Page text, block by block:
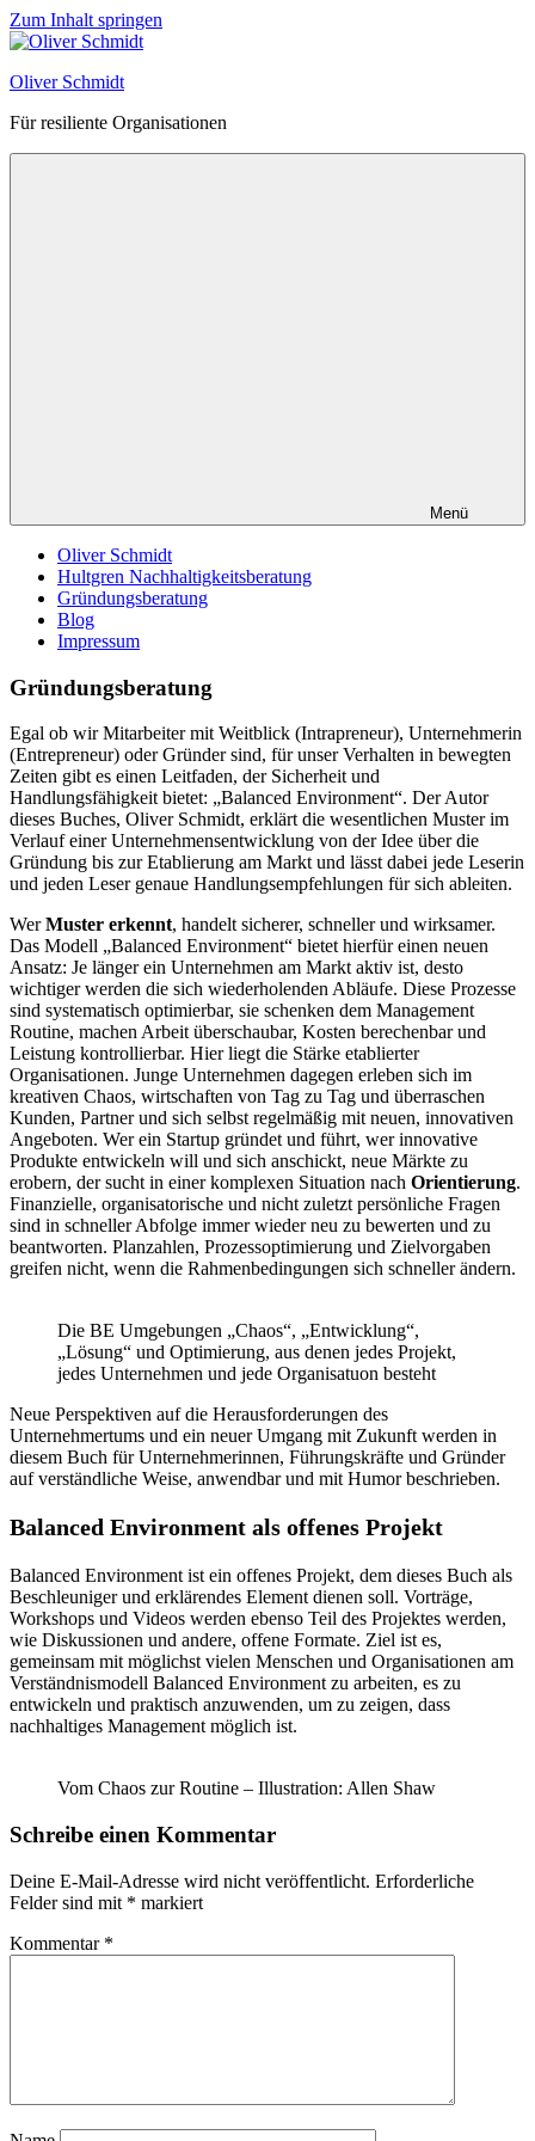
Zum Inhalt springen
Oliver Schmidt
Für resiliente Organisationen
Menü
Oliver Schmidt
Hultgren Nachhaltigkeitsberatung
Gründungsberatung
Blog
Impressum
Gründungsberatung
Egal ob wir Mitarbeiter mit Weitblick (Intrapreneur), Unternehmerin
(Entrepreneur) oder Gründer sind, für unser Verhalten in bewegten
Zeiten gibt es einen Leitfaden, der Sicherheit und
Handlungsfähigkeit bietet: „Balanced Environment“. Der Autor
dieses Buches, Oliver Schmidt, erklärt die wesentlichen Muster im
Verlauf einer Unternehmensentwicklung von der Idee über die
Gründung bis zur Etablierung am Markt und lässt dabei jede Leserin
und jeden Leser genaue Handlungsempfehlungen für sich ableiten.
WerMuster erkennt, handelt sicherer, schneller und wirksamer.
Das Modell „Balanced Environment“ bietet hierfür einen neuen
Ansatz: Je länger ein Unternehmen am Markt aktiv ist, desto
wichtiger werden die sich wiederholenden Abläufe. Diese Prozesse
sind systematisch optimierbar, sie schenken dem Management
Routine, machen Arbeit überschaubar, Kosten berechenbar und
Leistung kontrollierbar. Hier liegt die Stärke etablierter
Organisationen. Junge Unternehmen dagegen erleben sich im
kreativen Chaos, wirtschaften von Tag zu Tag und überraschen
Kunden, Partner und sich selbst regelmäßig mit neuen, innovativen
Angeboten. Wer ein Startup gründet und führt, wer innovative
Produkte entwickeln will und sich anschickt, neue Märkte zu
erobern, der sucht in einer komplexen Situation nach Orientierung.
Finanzielle, organisatorische und nicht zuletzt persönliche Fragen
sind in schneller Abfolge immer wieder neu zu bewerten und zu
beantworten. Planzahlen, Prozessoptimierung und Zielvorgaben
greifen nicht, wenn die Rahmenbedingungen sich schneller ändern.
Die BE Umgebungen „Chaos“, „Entwicklung“,
„Lösung“ und Optimierung, aus denen jedes Projekt,
jedes Unternehmen und jede Organisatuon besteht
Neue Perspektiven auf die Herausforderungen des
Unternehmertums und ein neuer Umgang mit Zukunft werden in
diesem Buch für Unternehmerinnen, Führungskräfte und Gründer
auf verständliche Weise, anwendbar und mit Humor beschrieben.
Balanced Environment als offenes Projekt
Balanced Environment ist ein offenes Projekt, dem dieses Buch als
Beschleuniger und erklärendes Element dienen soll. Vorträge,
Workshops und Videos werden ebenso Teil des Projektes werden,
wie Diskussionen und andere, offene Formate. Ziel ist es,
gemeinsam mit möglichst vielen Menschen und Organisationen am
Verständnismodell Balanced Environment zu arbeiten, es zu
entwickeln und praktisch anzuwenden, um zu zeigen, dass
nachhaltiges Management möglich ist.
Vom Chaos zur Routine – Illustration: Allen Shaw
Schreibe einen Kommentar
Deine E-Mail-Adresse wird nicht veröffentlicht. Erforderliche
Felder sind mit * markiert
Kommentar *